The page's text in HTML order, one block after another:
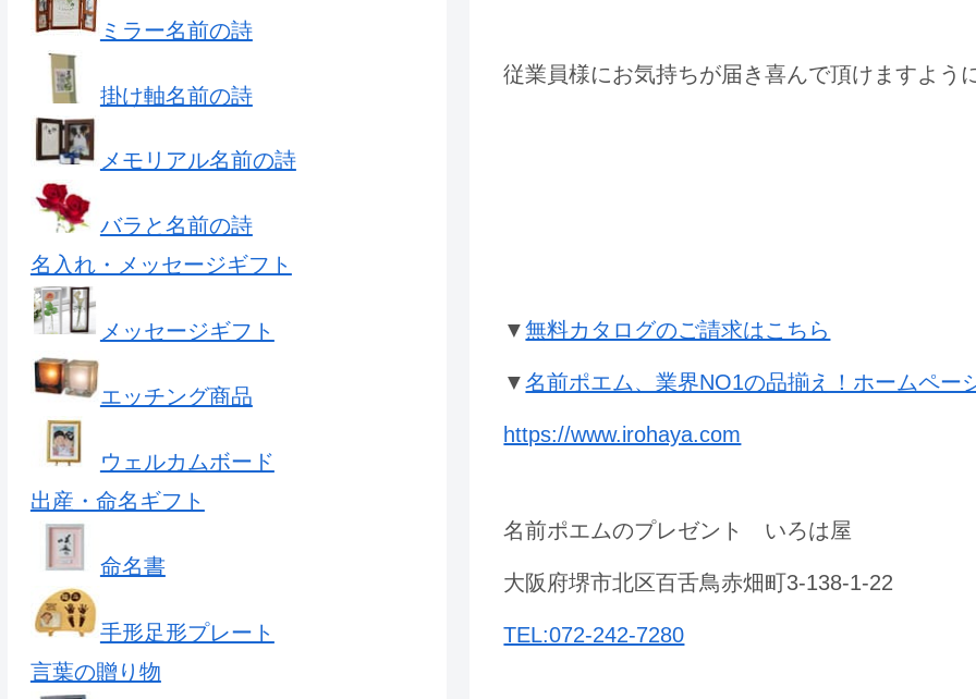
従業員様にお気持ちが届き喜んで頂けますよ
▼無料カタログのご請求はこちら
▼名前ポエム、業界NO1の品揃え！ホームペー
https://www.irohaya.com
名前ポエムのプレゼント いろは屋
大阪府堺市北区百舌鳥赤畑町3-138-1-22
TEL:072-242-7280
ミラー名前の詩
掛け軸名前の詩
メモリアル名前の詩
バラと名前の詩
名入れ・メッセージギフト
メッセージギフト
エッチング商品
ウェルカムボード
出産・命名ギフト
命名書
手形足形プレート
言葉の贈り物